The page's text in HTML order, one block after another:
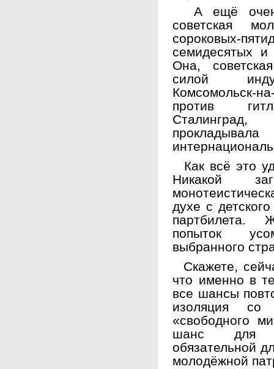
А ещё очень
советская
сороковых-
семидесятых и
Она,
силой
Комсомольск-
против
Как всё это
Никакой
духе с
партбилета.
попыток
выбранного
Скажете,
что именно в
все шансы
изоляция со
«свободного
шанс для
обязательной
молодёжной